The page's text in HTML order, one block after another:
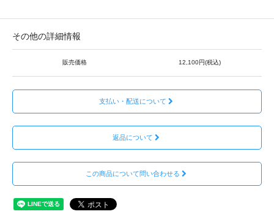
その他の詳細情報
販売価格 12,100円(税込)
支払い・配送について
返品について
この商品について問い合わせる